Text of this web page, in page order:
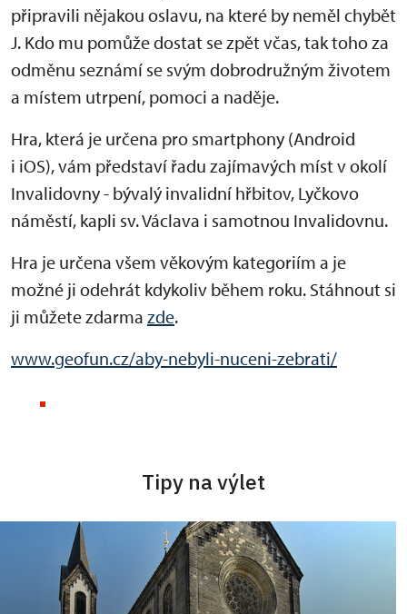
připravili nějakou oslavu, na které by neměl chybět
J. Kdo mu pomůže dostat se zpět včas, tak toho za
odměnu seznámí se svým dobrodružným životem
a místem utrpení, pomoci a naděje.
Hra, která je určena pro smartphony (Android
i iOS), vám představí řadu zajímavých míst v okolí
Invalidovny - bývalý invalidní hřbitov, Lyčkovo
náměstí, kapli sv. Václava i samotnou Invalidovnu.
Hra je určena všem věkovým kategoriím a je
možné ji odehrát kdykoliv během roku. Stáhnout si
ji můžete zdarma zde.
www.geofun.cz/aby-nebyli-nuceni-zebrati/
Tipy na výlet